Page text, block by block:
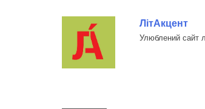
ЛітАкцент
Улюблений сайт